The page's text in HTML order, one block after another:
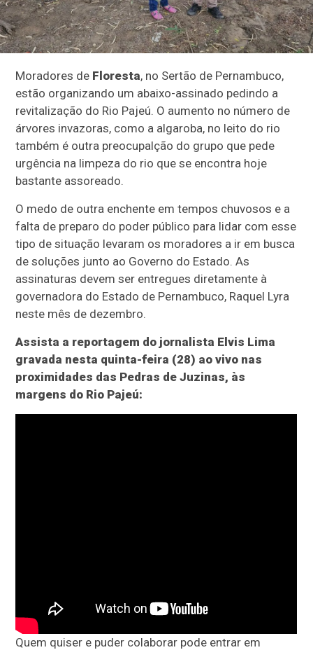
Moradores de Floresta, no Sertão de Pernambuco,
estão organizando um abaixo-assinado pedindo a
revitalização do Rio Pajeú. O aumento no número de
árvores invazoras, como a algaroba, no leito do rio
também é outra preocupalção do grupo que pede
urgência na limpeza do rio que se encontra hoje
bastante assoreado.
O medo de outra enchente em tempos chuvosos e a
falta de preparo do poder público para lidar com esse
tipo de situação levaram os moradores a ir em busca
de soluções junto ao Governo do Estado. As
assinaturas devem ser entregues diretamente à
governadora do Estado de Pernambuco, Raquel Lyra
neste mês de dezembro.
Assista a reportagem do jornalista Elvis Lima
gravada nesta quinta-feira (28) ao vivo nas
proximidades das Pedras de Juzinas, às
margens do Rio Pajeú:
Quem quiser e puder colaborar pode entrar em